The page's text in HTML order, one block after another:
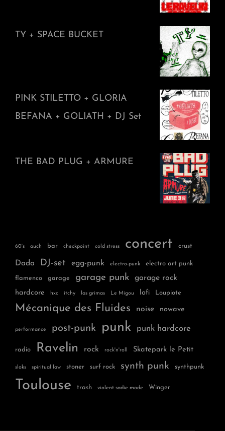
TY + SPACE BUCKET
PINK STILETTO + GLORIA
BEFANA + GOLIATH + DJ Set
THE BAD PLUG + ARMURE
60's auch bar checkpoint cold stress concert crust
Dada DJ-set egg-punk electro-punk electro art punk
flamenco garage garage punk garage rock
hardcore hxc itchy las grimas Le Migou lofi Loupiote
Mécanique des Fluides noise nowave
performance post-punk punk punk hardcore
radio Ravelin rock rock'n'roll Skatepark le Petit
sloks spiritual law stoner surf rock synth punk synthpunk
Toulouse trash violent sadie mode Winger